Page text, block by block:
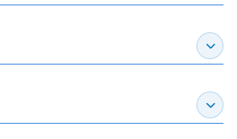
展開
展開